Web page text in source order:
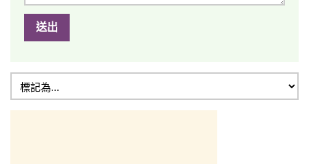
送出